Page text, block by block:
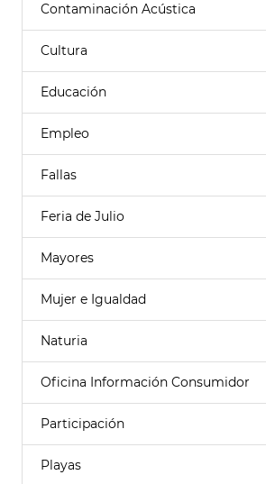
Contaminación Acústica
Cultura
Educación
Empleo
Fallas
Feria de Julio
Mayores
Mujer e Igualdad
Naturia
Oficina Información Consumidor
Participación
Playas